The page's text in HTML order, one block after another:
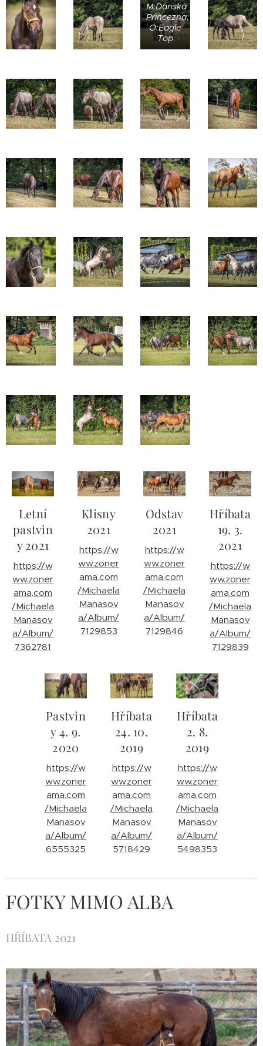
M:Dánská
Princezna,
O:Eagle
Top
Letní
pastvin
y 2021
https://w
ww.zoner
ama.com
/Michaela
Manasov
a/Album/
7362781
Klisny
2021
https://w
ww.zoner
ama.com
/Michaela
Manasov
a/Album/
7129853
Odstav
2021
https://w
ww.zoner
ama.com
/Michaela
Manasov
a/Album/
7129846
Hříbata
19. 3.
2021
https://w
ww.zoner
ama.com
/Michaela
Manasov
a/Album/
7129839
Pastvin
y 4. 9.
2020
https://w
ww.zoner
ama.com
/Michaela
Manasov
a/Album/
6555325
Hříbata
24. 10.
2019
https://w
ww.zoner
ama.com
/Michaela
Manasov
a/Album/
5718429
Hříbata
2. 8.
2019
https://w
ww.zoner
ama.com
/Michaela
Manasov
a/Album/
5498353
FOTKY MIMO ALBA
HŘÍBATA 2021